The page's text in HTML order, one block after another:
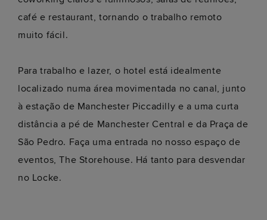
café e restaurant, tornando o trabalho remoto
muito fácil.
Para trabalho e lazer, o hotel está idealmente
localizado numa área movimentada no canal, junto
à estação de Manchester Piccadilly e a uma curta
distância a pé de Manchester Central e da Praça de
São Pedro. Faça uma entrada no nosso espaço de
eventos, The Storehouse. Há tanto para desvendar
no Locke.